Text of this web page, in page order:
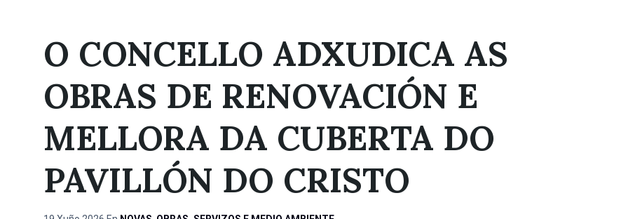
O CONCELLO ADXUDICA AS
OBRAS DE RENOVACIÓN E
MELLORA DA CUBERTA DO
PAVILLÓN DO CRISTO